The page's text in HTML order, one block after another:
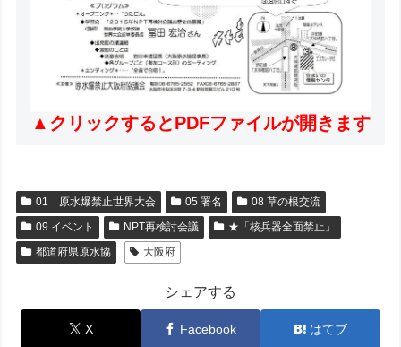
▲クリックするとPDFファイルが開きます
01 原水爆禁止世界大会 05 署名
08 草の根交流
09 イベント
NPT再検討会議
★「核兵器全面禁止」
都道府県原水協
大阪府
シェアする
X Facebook はてブ